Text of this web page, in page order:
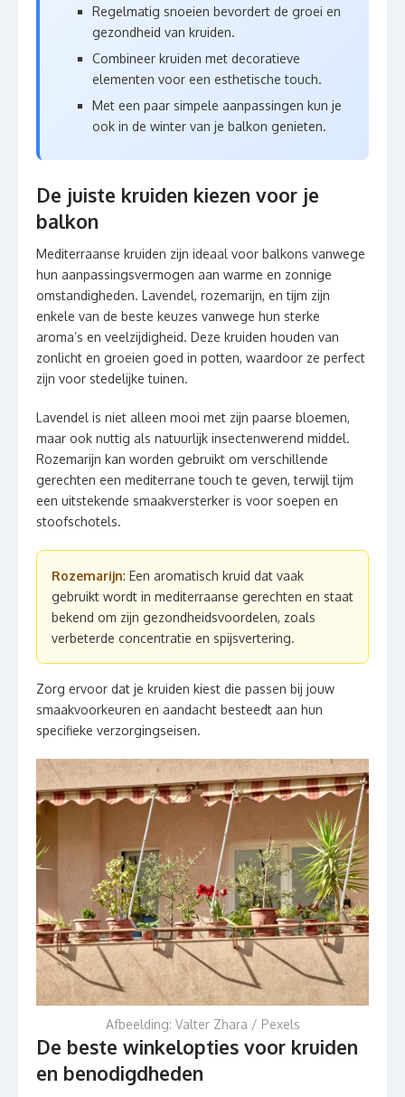
Regelmatig snoeien bevordert de groei en
gezondheid van kruiden.
Combineer kruiden met decoratieve
elementen voor een esthetische touch.
Met een paar simpele aanpassingen kun je
ook in de winter van je balkon genieten.
De juiste kruiden kiezen voor je
balkon
Mediterraanse kruiden zijn ideaal voor balkons vanwege
hun aanpassingsvermogen aan warme en zonnige
omstandigheden. Lavendel, rozemarijn, en tijm zijn
enkele van de beste keuzes vanwege hun sterke
aroma’s en veelzijdigheid. Deze kruiden houden van
zonlicht en groeien goed in potten, waardoor ze perfect
zijn voor stedelijke tuinen.
Lavendel is niet alleen mooi met zijn paarse bloemen,
maar ook nuttig als natuurlijk insectenwerend middel.
Rozemarijn kan worden gebruikt om verschillende
gerechten een mediterrane touch te geven, terwijl tijm
een uitstekende smaakversterker is voor soepen en
stoofschotels.
Rozemarijn: Een aromatisch kruid dat vaak
gebruikt wordt in mediterraanse gerechten en staat
bekend om zijn gezondheidsvoordelen, zoals
verbeterde concentratie en spijsvertering.
Zorg ervoor dat je kruiden kiest die passen bij jouw
smaakvoorkeuren en aandacht besteedt aan hun
specifieke verzorgingseisen.
Afbeelding: Valter Zhara / Pexels
De beste winkelopties voor kruiden
en benodigdheden